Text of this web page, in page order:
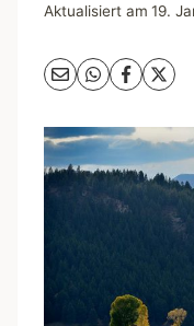
Aktualisiert am 19.